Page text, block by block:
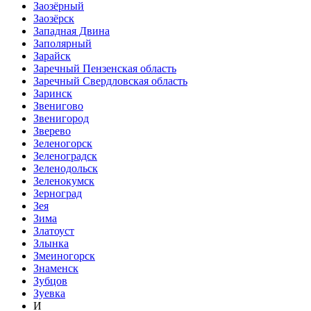
Заозёрный
Заозёрск
Западная Двина
Заполярный
Зарайск
Заречный Пензенская область
Заречный Свердловская область
Заринск
Звенигово
Звенигород
Зверево
Зеленогорск
Зеленоградск
Зеленодольск
Зеленокумск
Зерноград
Зея
Зима
Златоуст
Злынка
Змеиногорск
Знаменск
Зубцов
Зуевка
И